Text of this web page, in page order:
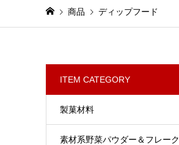
商品 ディップフード
ITEM CATEGORY
製菓材料
素材系野菜パウダー＆フレーク